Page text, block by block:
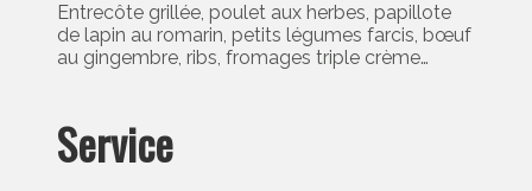
Entrecôte grillée, poulet aux herbes, papillote
de lapin au romarin, petits légumes farcis, bœuf
au gingembre, ribs, fromages triple crème…
Service